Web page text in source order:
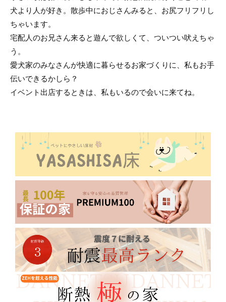
犬より人が好き。散歩中におじさんみると、お尻フリフリし
ちゃいます。
宅配人のお兄さん来ると遊んで欲しくて、ついつい吠えちゃ
う。
愛犬家のみなさんが快適に暮らせるお家づくりに、私もお手
伝いできるかしら？
イベント出店するときは、私もいるので会いに来てね。